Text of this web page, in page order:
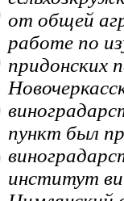
от общей
работе по
придонских
пункт был
институт